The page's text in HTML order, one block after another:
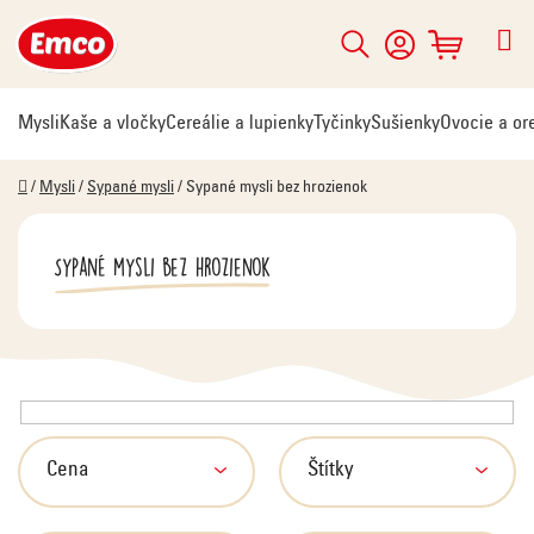
na
obsah
Hľadať
NÁKUPNÝ
KOŠÍK
MysliKaše a vločkyCereálie a lupienky TyčinkySušienkyOvocie a
Domov
/ Mysli / Sypané mysli / Sypané mysli bez hrozienok
Sypané mysli bez hrozienok
Cena Štítky
V
ý
p